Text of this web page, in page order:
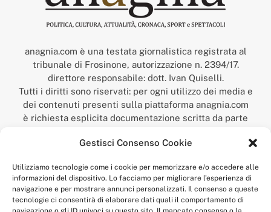
Gestisci Consenso Cookie
Utilizziamo tecnologie come i cookie per memorizzare e/o accedere alle
informazioni del dispositivo. Lo facciamo per migliorare l'esperienza di
navigazione e per mostrare annunci personalizzati. Il consenso a queste
tecnologie ci consentirà di elaborare dati quali il comportamento di
anagnia.com è una testata giornalistica registrata al
tribunale di Frosinone, autorizzazione n. 2394/17.
direttore responsabile: dott. Ivan Quiselli.
Tutti i diritti sono riservati: per ogni utilizzo dei media e
dei contenuti presenti sulla piattaforma anagnia.com
è richiesta esplicita documentazione scritta da parte
“Anagnia” è un marchio registrato presso l’Ufficio Italiano
Economico,
num. registrazione: 302017000014044 del 9 febbraio 2017.
Per contatti:redazione@anagnia.com